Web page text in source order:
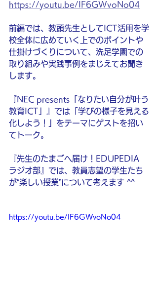
https://youtu.be/IF6GWvoNo04
前編では、教頭先生としてICT活用を学
校全体に広めていく上でのポイントや
仕掛けづくりについて、洗足学園での
取り組みや実践事例をまじえてお聞き
します。
『NEC presents「なりたい自分が叶う
教育ICT」』では「学びの様子を見える
化しよう！」をテーマにゲストを招い
てトーク。
『先生のたまごへ届け！EDUPEDIA
ラジオ部』では、教員志望の学生たち
が“楽しい授業”について考えます ^^
https://youtu.be/IF6GWvoNo04